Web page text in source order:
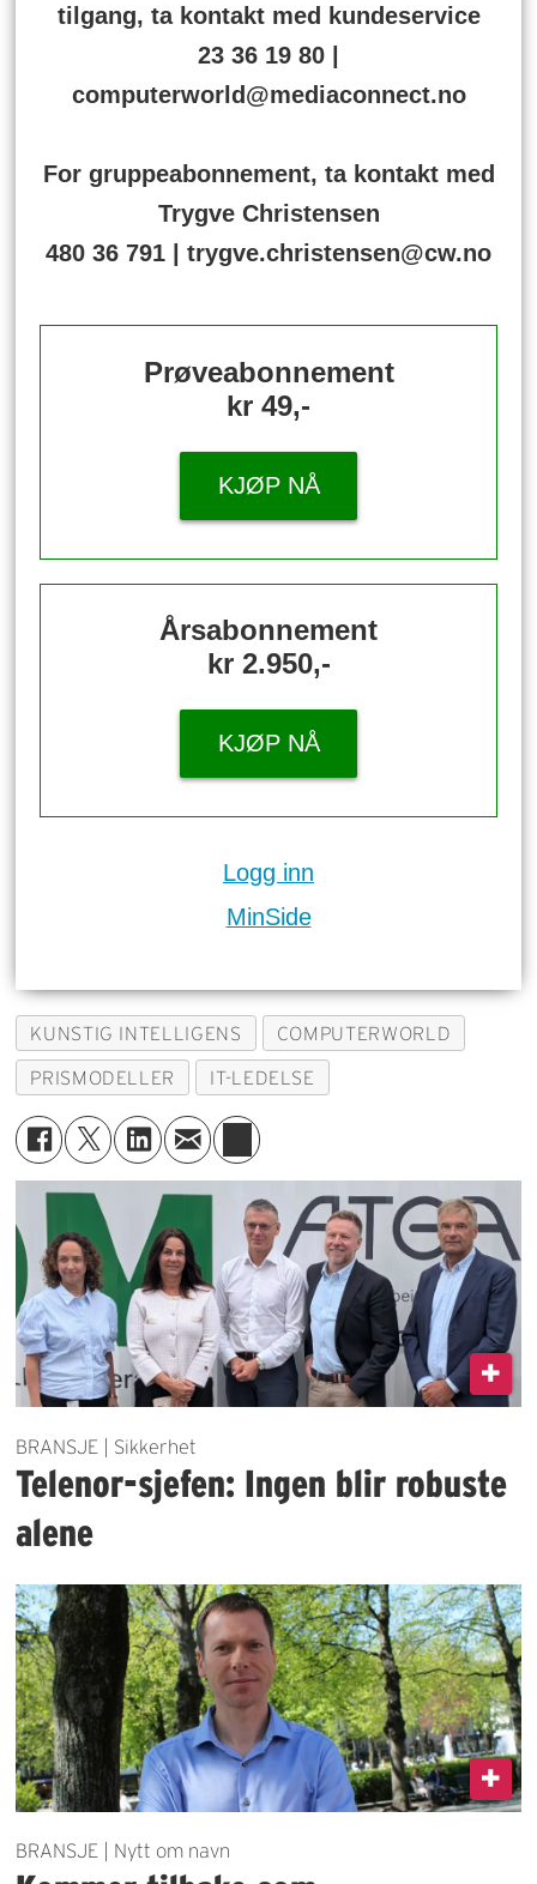
tilgang, ta kontakt med kundeservice
23 36 19 80 |
computerworld@mediaconnect.no
For gruppeabonnement, ta kontakt med
Trygve Christensen
480 36 791 | trygve.christensen@cw.no
Prøveabonnement
kr 49,-
KJØP NÅ
Årsabonnement
kr 2.950,-
KJØP NÅ
Logg inn
MinSide
KUNSTIG INTELLIGENS COMPUTERWORLD
PRISMODELLER IT-LEDELSE
BRANSJE | Sikkerhet
Telenor-sjefen: Ingen blir robuste
alene
BRANSJE | Nytt om navn